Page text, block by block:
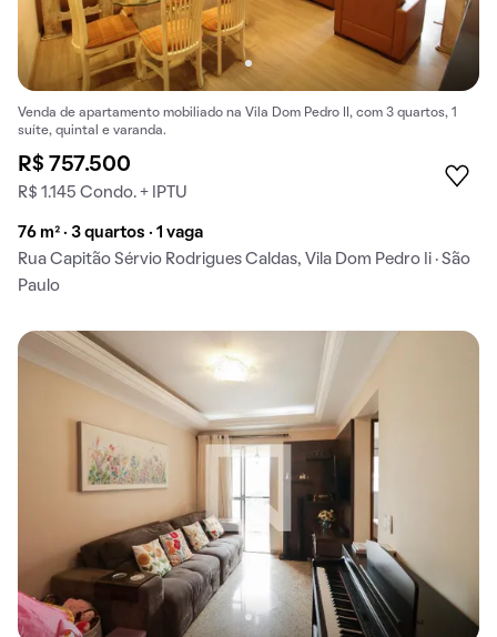
Venda de apartamento mobiliado na Vila Dom Pedro II, com 3 quartos, 1
suíte, quintal e varanda.
R$ 757.500
R$ 1.145 Condo. + IPTU
76 m² · 3 quartos · 1 vaga
Rua Capitão Sérvio Rodrigues Caldas, Vila Dom Pedro Ii · São
Paulo